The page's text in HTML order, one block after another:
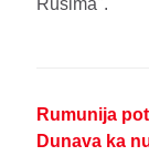
Rumunija
Dunava ka